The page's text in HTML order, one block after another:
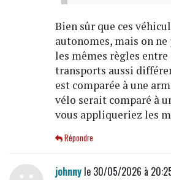
Bien sûr que ces
autonomes, mais on
les mêmes règles entre
transports aussi
est comparée à une
vélo serait comparé à
vous appliqueriez les
Répondre
johnnyle 30/05/2026 à